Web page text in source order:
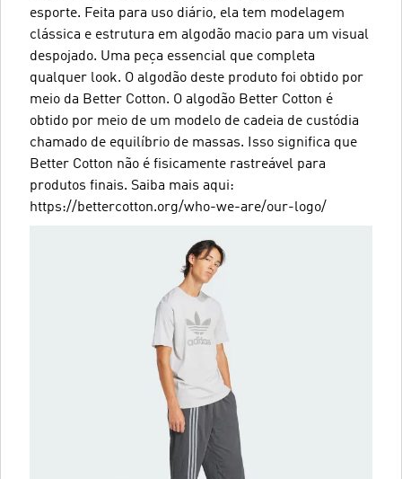
esporte. Feita para uso diário, ela tem modelagem
clássica e estrutura em algodão macio para um visual
despojado. Uma peça essencial que completa
qualquer look. O algodão deste produto foi obtido por
meio da Better Cotton. O algodão Better Cotton é
obtido por meio de um modelo de cadeia de custódia
chamado de equilíbrio de massas. Isso significa que
Better Cotton não é fisicamente rastreável para
produtos finais. Saiba mais aqui:
https://bettercotton.org/who-we-are/our-logo/